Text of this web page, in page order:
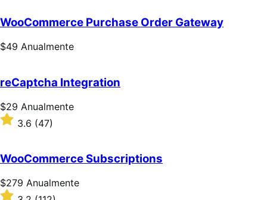
de
5
estrelas
WooCommerce Purchase Order Gateway
Preço:
$49 Anualmente
reCaptcha Integration
Preço:
$29
Anualmente
$29 Anualmente
Classificado
com
de
5
estrelas
3.6 (47)
WooCommerce Subscriptions
Preço:
$279
$279 Anualmente
Classificado